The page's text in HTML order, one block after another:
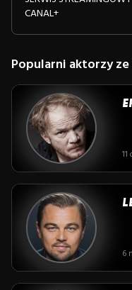
CANAL+
Popularni aktorzy
6